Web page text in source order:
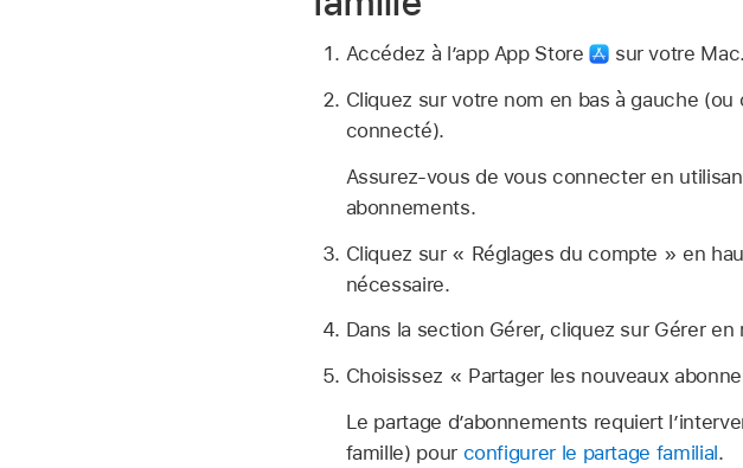
Accédez à lʼapp App Store
sur votre Mac.
Cliquez sur votre nom en bas à gauche
connecté).
Assurez-vous de vous connecter en
abonnements.
Cliquez sur « Réglages du compte » en
nécessaire.
Dans la section Gérer, cliquez sur Gérer en
Choisissez « Partager les nouveaux
Le partage d’abonnements requiert
famille) pour configurer le partage familial.